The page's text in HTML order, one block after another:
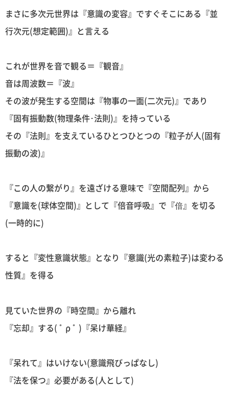
まさに多次元世界は『意識の変容』ですぐそこにある『並
行次元(想定範囲)』と言える
これが世界を音で観る＝『観音』
音は周波数＝『波』
その波が発生する空間は『物事の一面(二次元)』であり
『固有振動数(物理条件･法則)』を持っている
その『法則』を支えているひとつひとつの『粒子が人(固有
振動の波)』
『この人の繋がり』を遠ざける意味で『空間配列』から
『意識を(球体空間)』として『倍音呼吸』で『偣』を切る
(一時的に)
すると『変性意識状態』となり『意識(光の素粒子)は変わる
性質』を得る
見ていた世界の『時空間』から離れ
『忘却』する( ﾟ ρ ﾟ )『呆け華経』
『呆れて』はいけない(意識飛びっぱなし)
『法を保つ』必要がある(人として)